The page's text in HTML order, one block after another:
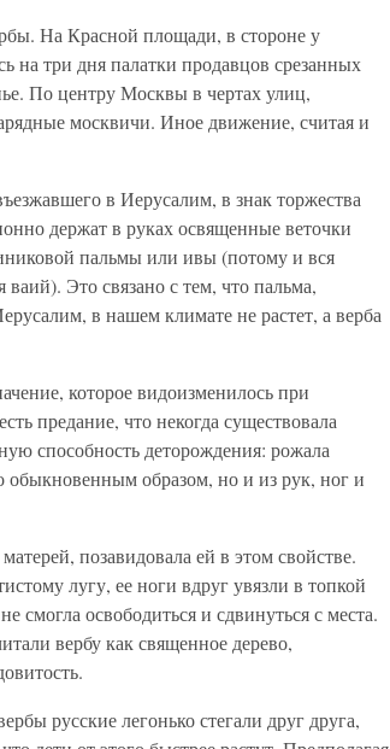
На Красной площади, в стороне у
три дня палатки продавцов срезанных
По центру Москвы в чертах улиц,
москвичи. Иное движение, считая и
в Иерусалим, в знак торжества
держат в руках освященные веточки
пальмы или ивы (потому и вся
Это связано с тем, что пальма,
в нашем климате не растет, а верба
которое видоизменилось при
предание, что некогда существовала
способность деторождения: рожала
обыкновенным образом, но и из рук, ног и
позавидовала ей в этом свойстве.
лугу, ее ноги вдруг увязли в топкой
смогла освободиться и сдвинуться с места.
вербу как священное дерево,
русские легонько стегали друг друга,